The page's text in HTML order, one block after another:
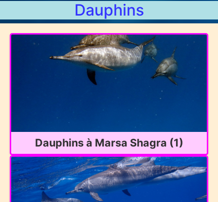
Dauphins
Dauphins à Marsa Shagra (1)